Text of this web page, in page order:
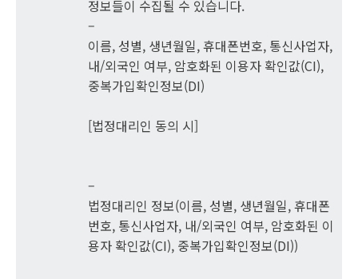
정보들이 수집될 수 있습니다.
–
이름, 성별, 생년월일, 휴대폰번호, 통신사업자,
내/외국인 여부, 암호화된 이용자 확인값(CI),
중복가입확인정보(DI)
[법정대리인 동의 시]
–
법정대리인 정보(이름, 성별, 생년월일, 휴대폰
번호, 통신사업자, 내/외국인 여부, 암호화된 이
용자 확인값(CI), 중복가입확인정보(DI))